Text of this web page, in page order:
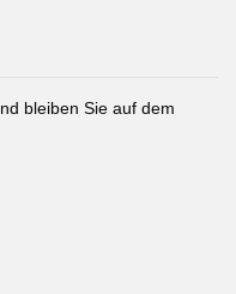
bleiben Sie auf dem